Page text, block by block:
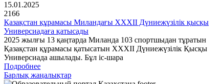
15.01.2025
2166
Қазақстан құрамасы Миландағы XXXII Дүниежүзілік қысқы
Универсиадаға қатысады
2025 жылғы 13 қаңтарда Миланда 103 спортшыдан тұратын
Қазақстан құрамасы қатысатын XXXII Дүниежүзілік Қысқы
Универсиада ашылады. Бұл іс-шара
Подробнее
Барлық жаңалықтар